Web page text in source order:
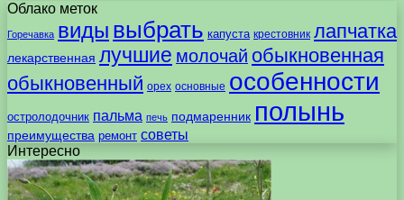
Облако меток
Горечавка виды выбрать капуста крестовник лапчатка
лекарственная лучшие молочай обыкновенная
обыкновенный орех основные особенности
остролодочник пальма печь подмаренник полынь
преимущества ремонт советы
Интересно